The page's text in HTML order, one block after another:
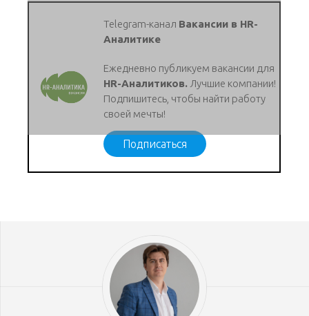
Telegram-канал Вакансии в HR-
Аналитике
Ежедневно публикуем вакансии для
HR-Аналитиков. Лучшие компании!
Подпишитесь, чтобы найти работу
своей мечты!
Подписаться